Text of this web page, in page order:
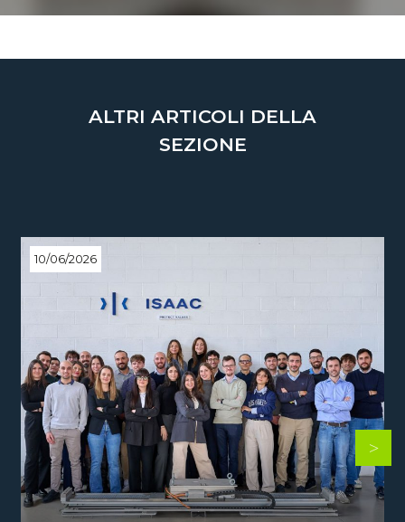
ALTRI ARTICOLI DELLA
SEZIONE
10/06/2026